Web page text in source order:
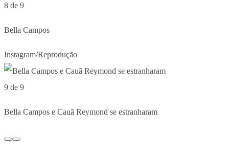
8 de 9
Bella Campos
Instagram/Reprodução
9 de 9
Bella Campos e Cauã Reymond se estranharam